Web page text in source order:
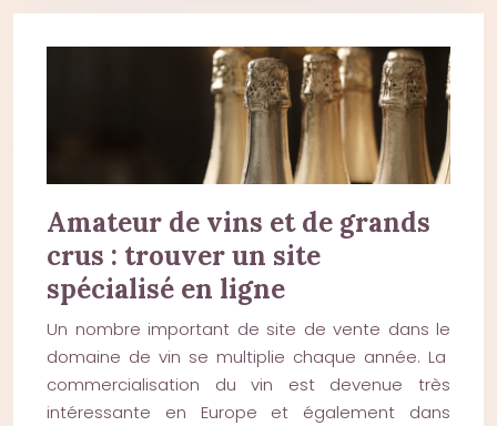
Amateur de vins et de grands
crus : trouver un site
spécialisé en ligne
Un nombre important de site de vente dans le
domaine de vin se multiplie chaque année. La
commercialisation du vin est devenue très
intéressante en Europe et également dans